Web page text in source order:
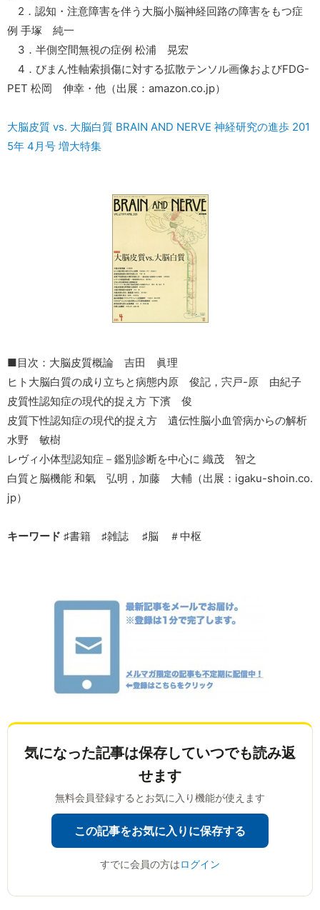
2．認知・注意障害を伴う大脳小脳神経回路の障害をもつ症
例 手塚 純一
3．半側空間無視の症例 松浦 晃宏
4．びまん性軸索損傷に対する拡散テンソル画像およびFDG-
PET 松岡 伸幸・他（出展：amazon.co.jp）
大脳皮質 vs. 大脳白質 BRAIN AND NERVE 神経研究の進歩 201
5年 4月号 増大特集
■目次：大脳皮質概論 吉田 眞理
ヒト大脳白質の成り立ちと病態内原 俊記，宍戸-原 由紀子
皮質性認知症の現代的捉え方 下濱 俊
皮質下性認知症の現代的捉え方 遺伝性脳小血管病からの解析
水野 敏樹
レヴィ小体型認知症－鑑別診断を中心に 織茂 智之
白質と脳機能 和氣 弘明，加藤 大輔（出展：igaku-shoin.co.
jp）
キーワード ♯書籍 ♯雑誌 ♯脳 ＃中枢
気になった記事は保存していつでも読み返
せます
無料会員登録するとお気に入り機能が使えます
この記事をお気に入りに保存する
すでに会員の方はログイン